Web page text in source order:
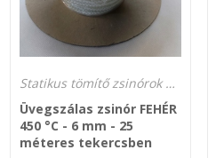
Statikus tömítő zsinórok 450 °C és 650 °C hőmérsékletre
Üvegszálas zsinór FEHÉR
450 °C - 6 mm - 25
méteres tekercsben